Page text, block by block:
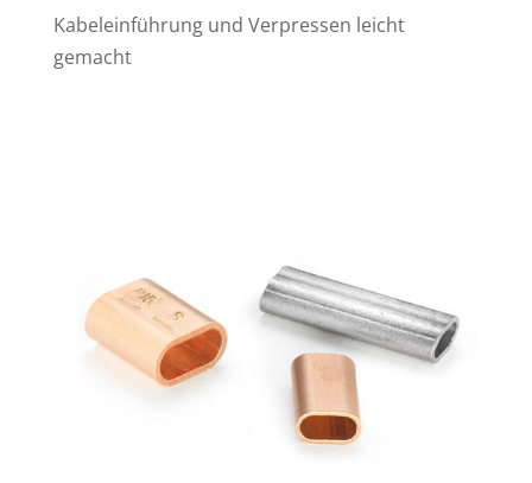
Kabeleinführung und Verpressen leicht
gemacht